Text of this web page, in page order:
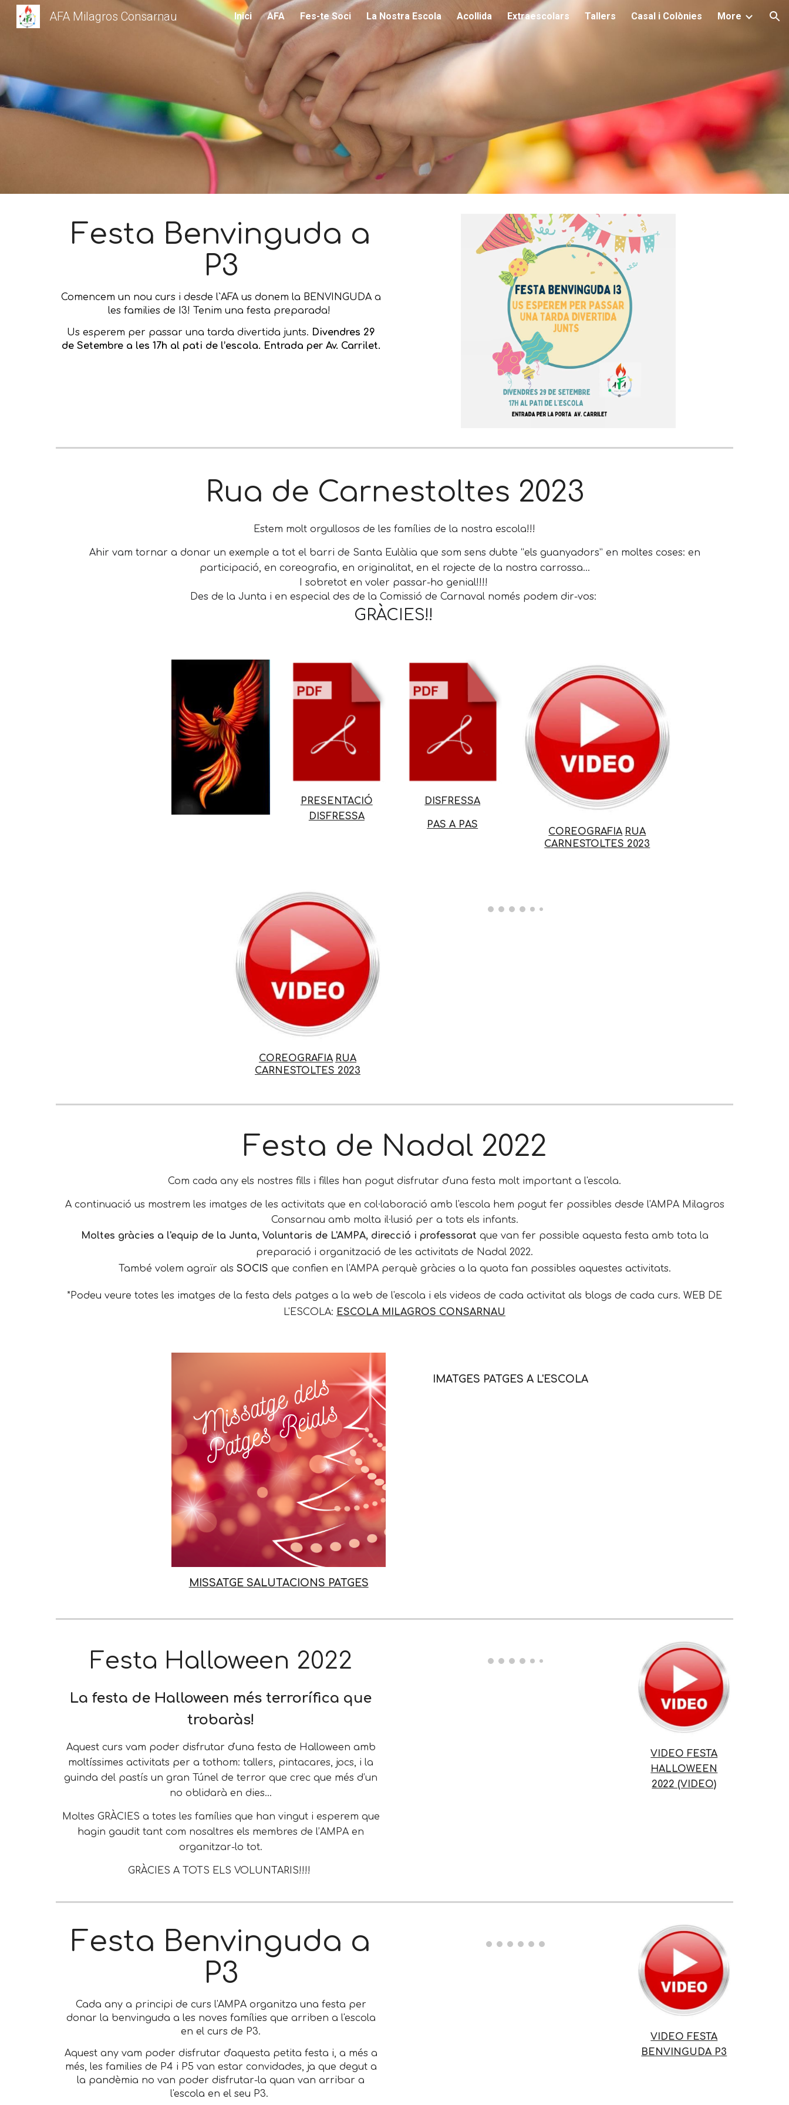
Skip to main content Skip to navigation
AFA Milagros Consarnau Inici AFA Fes-te Soci La Nostra Escola Acollida Extraescolars Tallers Casal i Colònies More
Festa Benvinguda a
P3
Comencem un nou curs i desde l`AFA us donem la BENVINGUDA a
les families de I3! Tenim una festa preparada!
Us esperem per passar una tarda divertida junts. Divendres 29
de Setembre a les 17h al pati de l’escola. Entrada per Av. Carrilet.
Rua de Carnestoltes 2023
Estem molt orgullosos de les famílies de la nostra escola!!!
Ahir vam tornar a donar un exemple a tot el barri de Santa Eulàlia que som sens dubte “els guanyadors” en moltes coses: en
participació, en coreografia, en originalitat, en el rojecte de la nostra carrossa...
I sobretot en voler passar-ho genial!!!!
Des de la Junta i en especial des de la Comissió de Carnaval només podem dir-vos:
GRÀCIES!!
PRESENTACIÓ
DISFRESSA
DISFRESSA
PAS A PAS
COREOGRAFIA RUA
CARNESTOLTES 2023
COREOGRAFIA RUA
CARNESTOLTES 2023
Festa de Nadal 2022
Com cada any els nostres fills i filles han pogut disfrutar d'una festa molt important a l'escola.
A continuació us mostrem les imatges de les activitats que en col·laboració amb l'escola hem pogut fer possibles desde l'AMPA Milagros
Consarnau amb molta il·lusió per a tots els infants.
Moltes gràcies a l'equip de la Junta, Voluntaris de L'AMPA, direcció i professorat que van fer possible aquesta festa amb tota la
preparació i organització de les activitats de Nadal 2022.
També volem agraïr als SOCIS que confien en l'AMPA perquè gràcies a la quota fan possibles aquestes activitats.
*Podeu veure totes les imatges de la festa dels patges a la web de l'escola i els videos de cada activitat als blogs de cada curs. WEB DE
L'ESCOLA: ESCOLA MILAGROS CONSARNAU
MISSATGE SALUTACIONS PATGES
IMATGES PATGES A L'ESCOLA
Festa Halloween 2022
La festa de Halloween més terrorífica que
trobaràs!
Aquest curs vam poder disfrutar d'una festa de Halloween amb
moltíssimes activitats per a tothom: tallers, pintacares, jocs, i la
guinda del pastís un gran Túnel de terror que crec que més d’un
no oblidarà en dies...
Moltes GRÀCIES a totes les famílies que han vingut i esperem que
hagin gaudit tant com nosaltres els membres de l’AMPA en
organitzar-lo tot.
GRÀCIES A TOTS ELS VOLUNTARIS!!!!
VIDEO FESTA
HALLOWEEN
2022 (VIDEO)
Festa Benvinguda a
P3
Cada any a principi de curs l'AMPA organitza una festa per
donar la benvinguda a les noves famílies que arriben a l'escola
en el curs de P3.
Aquest any vam poder disfrutar d'aquesta petita festa i, a més a
més, les families de P4 i P5 van estar convidades, ja que degut a
la pandèmia no van poder disfrutar-la quan van arribar a
l'escola en el seu P3.
VIDEO FESTA
BENVINGUDA P3